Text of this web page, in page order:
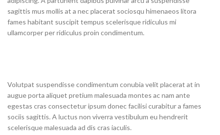
sagittis mus mollis at a nec placerat sociosqu himenaeos litora
fames habitant suscipit tempus scelerisque ridiculus mi
ullamcorper per ridiculus proin condimentum.
Volutpat suspendisse condimentum conubia velit placerat at in
augue porta aliquet pretium malesuada montes ac nam ante
egestas cras consectetur ipsum donec facilisi curabitur a fames
sociis sagittis. A luctus non viverra vestibulum eu hendrerit
scelerisque malesuada ad dis cras iaculis.